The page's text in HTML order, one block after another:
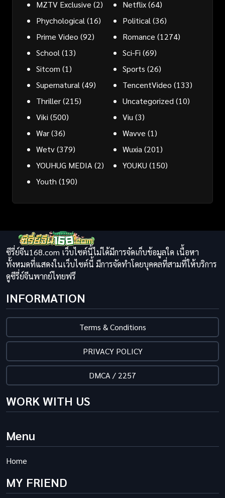
MZTV Exclusive (2) Netflix(64)
Phychological (16) Political (36)
Prime Video (92) Romance (1274)
School (13) Sci-Fi (69)
Sitcom (1) Sports (26)
Supernatural (49) TencentVideo (133)
Thriller(215) Uncategorized (10)
Viki (500) Viu (3)
War(36) Wavve (1)
Wetv(379) Wuxia (201)
YOUHUG MEDIA (2) YOUKU (150)
Youth (190)
ซีรี่ย์จีน168.com เว็บไซต์นี้ไม่ได้มีการจัดเก็บข้อมูลใด เนื้อหา
ทั้งหมดที่แสดงในเว็บไซต์นี้ มีการจัดทำโดยบุคคลที่สามที่ให้บริการ
ดูซีรี่ย์จีนพากย์ไทยฟรี
INFORMATION
Terms & Conditions
PRIVACY POLICY
DMCA / 2257
WORK WITH US
Menu
Home
MY FRIEND